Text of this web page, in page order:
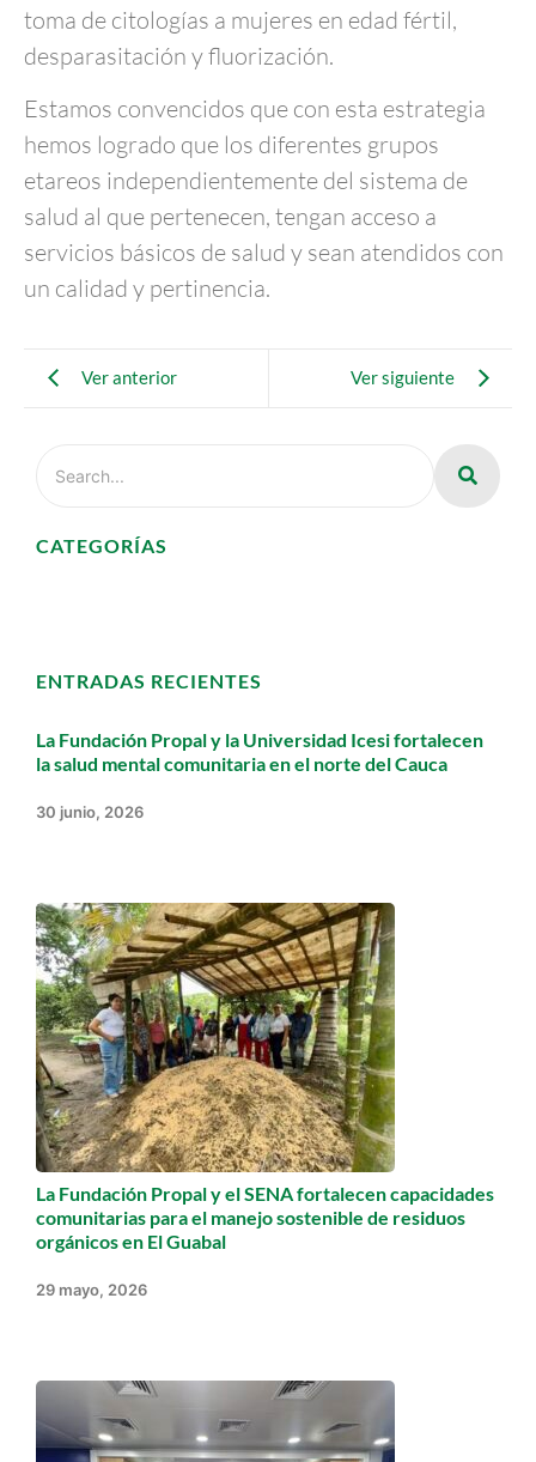
toma de citologías a mujeres en edad fértil,
desparasitación y fluorización.
Estamos convencidos que con esta estrategia
hemos logrado que los diferentes grupos
etareos independientemente del sistema de
salud al que pertenecen, tengan acceso a
servicios básicos de salud y sean atendidos con
un calidad y pertinencia.
Ver anterior Ver siguiente
CATEGORÍAS
ENTRADAS RECIENTES
La Fundación Propal y la Universidad Icesi fortalecen
la salud mental comunitaria en el norte del Cauca
30 junio, 2026
La Fundación Propal y el SENA fortalecen capacidades
comunitarias para el manejo sostenible de residuos
orgánicos en El Guabal
29 mayo, 2026